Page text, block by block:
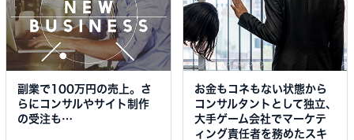
副業で100万円の売上。さ
らにコンサルやサイト制作
の受注も…
お金もコネもない状態から
コンサルタントとして独立、
大手ゲーム会社でマーケテ
ィング責任者を務めたスキ